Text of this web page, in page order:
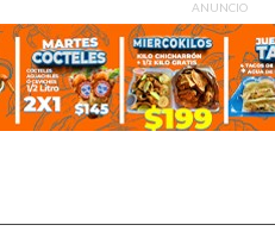
ANUNCIO